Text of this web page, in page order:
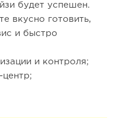
будет успешен.
вкусно готовить,
и быстро
и контроля;